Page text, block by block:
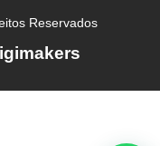
Reservados